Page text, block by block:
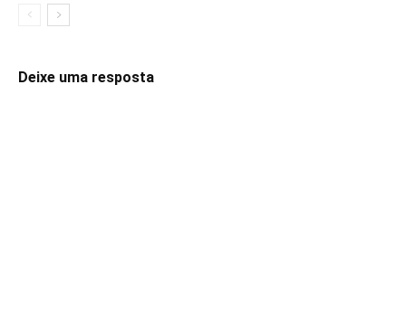
Deixe uma resposta